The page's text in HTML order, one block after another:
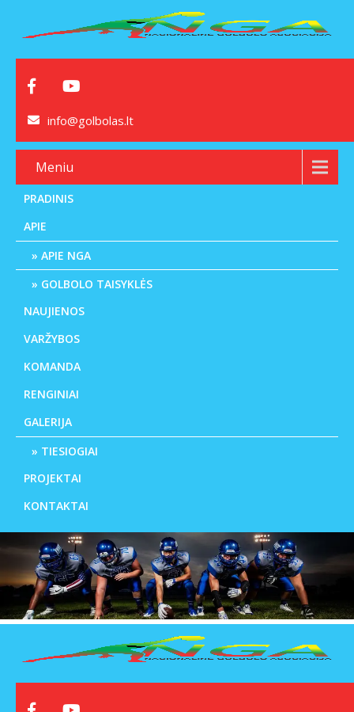
info@golbolas.lt
Meniu
PRADINIS
APIE
APIE NGA
GOLBOLO TAISYKLĖS
NAUJIENOS
VARŽYBOS
KOMANDA
RENGINIAI
GALERIJA
TIESIOGIAI
PROJEKTAI
KONTAKTAI